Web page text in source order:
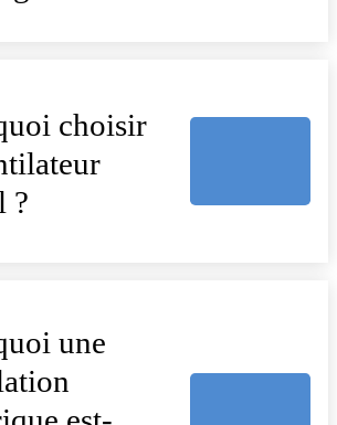
choisir
?
une